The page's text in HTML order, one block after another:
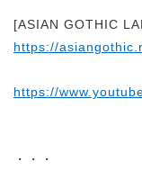
[ASIAN GOTHIC
https://
https://
・・・